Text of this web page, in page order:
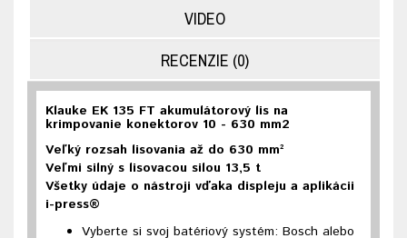
VIDEO
RECENZIE (0)
Klauke EK 135 FT akumulátorový lis na
krimpovanie konektorov 10 - 630 mm2
Veľký rozsah lisovania až do 630 mm²
Veľmi silný s lisovacou silou 13,5 t
Všetky údaje o nástroji vďaka displeju a aplikácii
i-press®
Vyberte si svoj batériový systém: Bosch alebo